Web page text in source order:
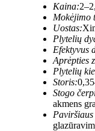
Kaina:
Mokėjimo
Uostas:
Plytelių
Efektyvus
Aprėpties
Plytelių
Storis:
Stogo
akmens